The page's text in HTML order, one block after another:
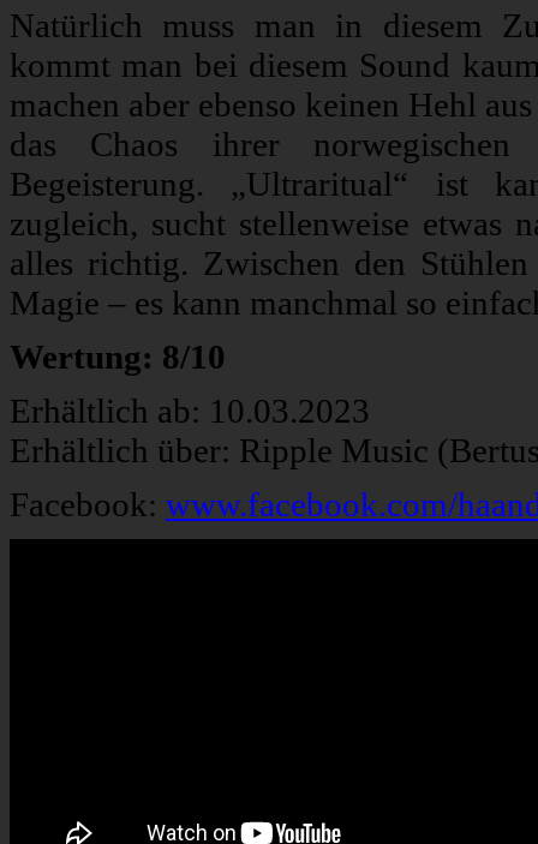
Natürlich muss man in diesem
kommt man bei diesem Sound
machen aber ebenso keinen Hehl
das Chaos ihrer norwegischen
Begeisterung. „Ultraritual“ ist
zugleich, sucht stellenweise etwas
alles richtig. Zwischen den
Magie – es kann manchmal so
Wertung: 8/10
Erhältlich ab: 10.03.2023
Erhältlich über: Ripple Music
Facebook: www.facebook.com/